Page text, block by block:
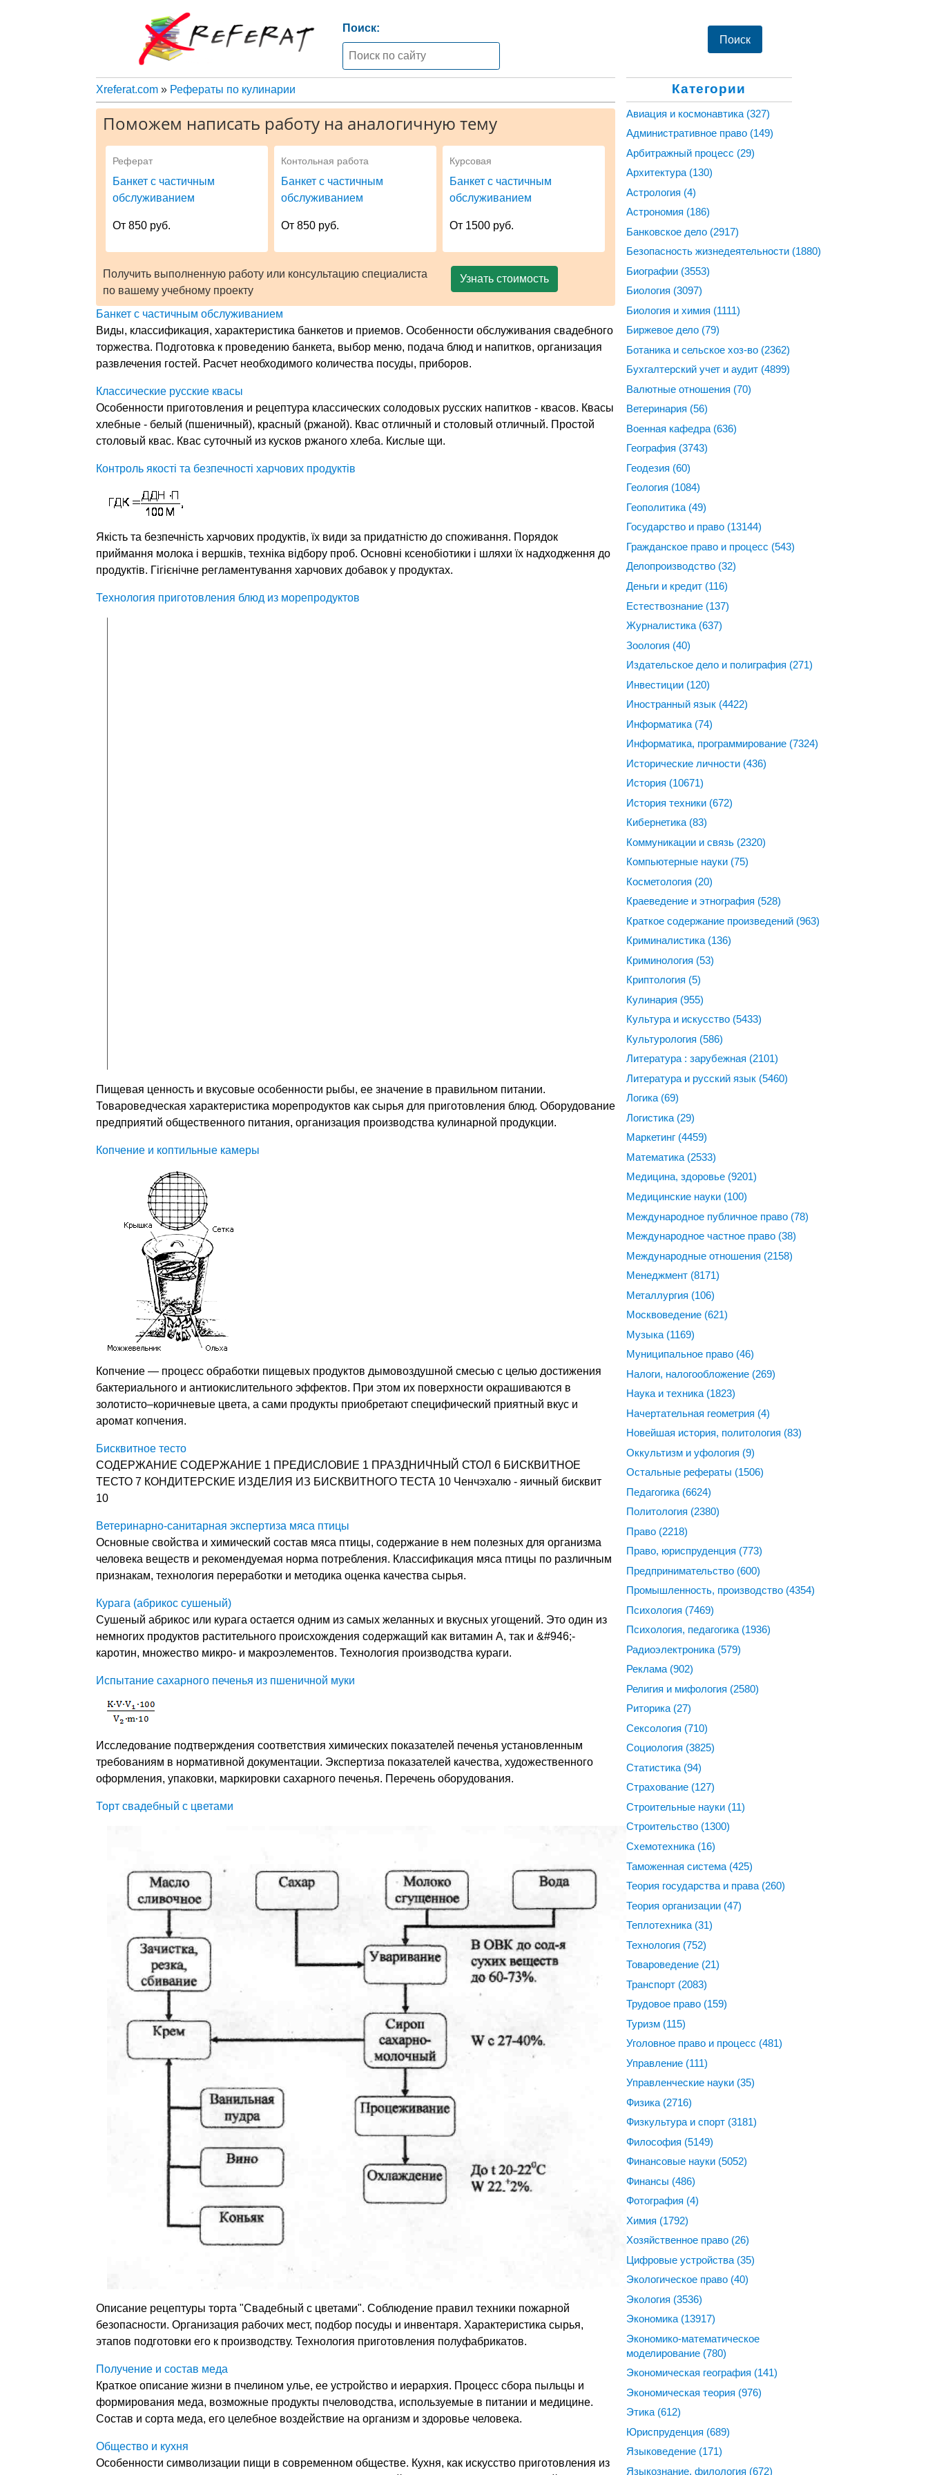
Поиск:
Xreferat.com» Рефераты по кулинарии
Поможем написать работу на аналогичную тему
Реферат
Банкет с частичным
обслуживанием
От 850 руб.
Контольная работа
Банкет с частичным
обслуживанием
От 850 руб.
Курсовая
Банкет с частичным
обслуживанием
От 1500 руб.
Получить выполненную работу или консультацию специалиста
по вашему учебному проекту
Узнать стоимость
Банкет с частичным обслуживанием
Виды, классификация, характеристика банкетов и приемов. Особенности обслуживания свадебного
торжества. Подготовка к проведению банкета, выбор меню, подача блюд и напитков, организация
развлечения гостей. Расчет необходимого количества посуды, приборов.
Классические русские квасы
Особенности приготовления и рецептура классических солодовых русских напитков - квасов. Квасы
хлебные - белый (пшеничный), красный (ржаной). Квас отличный и столовый отличный. Простой
столовый квас. Квас суточный из кусков ржаного хлеба. Кислые щи.
Контроль якості та безпечності харчових продуктів
Якість та безпечність харчових продуктів, їх види за придатністю до споживання. Порядок
приймання молока і вершків, техніка відбору проб. Основні ксенобіотики і шляхи їх надходження до
продуктів. Гігієнічне регламентування харчових добавок у продуктах.
Технология приготовления блюд из морепродуктов
Пищевая ценность и вкусовые особенности рыбы, ее значение в правильном питании.
Товароведческая характеристика морепродуктов как сырья для приготовления блюд. Оборудование
предприятий общественного питания, организация производства кулинарной продукции.
Копчение и коптильные камеры
Копчение — процесс обработки пищевых продуктов дымовоздушной смесью с целью достижения
бактериального и антиокислительного эффектов. При этом их поверхности окрашиваются в
золотисто–коричневые цвета, а сами продукты приобретают специфический приятный вкус и
аромат копчения.
Бисквитное тесто
СОДЕРЖАНИЕ СОДЕРЖАНИЕ 1 ПРЕДИСЛОВИЕ 1 ПРАЗДНИЧНЫЙ СТОЛ 6 БИСКВИТНОЕ
ТЕСТО 7 КОНДИТЕРСКИЕ ИЗДЕЛИЯ ИЗ БИСКВИТНОГО ТЕСТА 10 Ченчэхалю - яичный бисквит
10
Ветеринарно-санитарная экспертиза мяса птицы
Основные свойства и химический состав мяса птицы, содержание в нем полезных для организма
человека веществ и рекомендуемая норма потребления. Классификация мяса птицы по различным
признакам, технология переработки и методика оценка качества сырья.
Курага (абрикос сушеный)
Сушеный абрикос или курага остается одним из самых желанных и вкусных угощений. Это один из
немногих продуктов растительного происхождения содержащий как витамин A, так и &#946;-
каротин, множество микро- и макроэлементов. Технология производства кураги.
Испытание сахарного печенья из пшеничной муки
Исследование подтверждения соответствия химических показателей печенья установленным
требованиям в нормативной документации. Экспертиза показателей качества, художественного
оформления, упаковки, маркировки сахарного печенья. Перечень оборудования.
Торт свадебный с цветами
Описание рецептуры торта "Свадебный с цветами". Соблюдение правил техники пожарной
безопасности. Организация рабочих мест, подбор посуды и инвентаря. Характеристика сырья,
этапов подготовки его к производству. Технология приготовления полуфабрикатов.
Получение и состав меда
Краткое описание жизни в пчелином улье, ее устройство и иерархия. Процесс сбора пыльцы и
формирования меда, возможные продукты пчеловодства, используемые в питании и медицине.
Состав и сорта меда, его целебное воздействие на организм и здоровье человека.
Общество и кухня
Особенности символизации пищи в современном обществе. Кухня, как искусство приготовления из
Категории
Авиация и космонавтика (327)
Административное право (149)
Арбитражный процесс (29)
Архитектура (130)
Астрология (4)
Астрономия (186)
Банковское дело (2917)
Безопасность жизнедеятельности (1880)
Биографии (3553)
Биология (3097)
Биология и химия (1111)
Биржевое дело (79)
Ботаника и сельское хоз-во (2362)
Бухгалтерский учет и аудит (4899)
Валютные отношения (70)
Ветеринария (56)
Военная кафедра (636)
География (3743)
Геодезия (60)
Геология (1084)
Геополитика (49)
Государство и право (13144)
Гражданское право и процесс (543)
Делопроизводство (32)
Деньги и кредит (116)
Естествознание (137)
Журналистика (637)
Зоология (40)
Издательское дело и полиграфия (271)
Инвестиции (120)
Иностранный язык (4422)
Информатика (74)
Информатика, программирование (7324)
Исторические личности (436)
История (10671)
История техники (672)
Кибернетика (83)
Коммуникации и связь (2320)
Компьютерные науки (75)
Косметология (20)
Краеведение и этнография (528)
Краткое содержание произведений (963)
Криминалистика (136)
Криминология (53)
Криптология (5)
Кулинария (955)
Культура и искусство (5433)
Культурология (586)
Литература : зарубежная (2101)
Литература и русский язык (5460)
Логика (69)
Логистика (29)
Маркетинг (4459)
Математика (2533)
Медицина, здоровье (9201)
Медицинские науки (100)
Международное публичное право (78)
Международное частное право (38)
Международные отношения (2158)
Менеджмент (8171)
Металлургия (106)
Москвоведение (621)
Музыка (1169)
Муниципальное право (46)
Налоги, налогообложение (269)
Наука и техника (1823)
Начертательная геометрия (4)
Новейшая история, политология (83)
Оккультизм и уфология (9)
Остальные рефераты (1506)
Педагогика (6624)
Политология (2380)
Право (2218)
Право, юриспруденция (773)
Предпринимательство (600)
Промышленность, производство (4354)
Психология (7469)
Психология, педагогика (1936)
Радиоэлектроника (579)
Реклама (902)
Религия и мифология (2580)
Риторика (27)
Сексология (710)
Социология (3825)
Статистика (94)
Страхование (127)
Строительные науки (11)
Строительство (1300)
Схемотехника (16)
Таможенная система (425)
Теория государства и права (260)
Теория организации (47)
Теплотехника (31)
Технология (752)
Товароведение (21)
Транспорт (2083)
Трудовое право (159)
Туризм (115)
Уголовное право и процесс (481)
Управление (111)
Управленческие науки (35)
Физика (2716)
Физкультура и спорт (3181)
Философия (5149)
Финансовые науки (5052)
Финансы (486)
Фотография (4)
Химия (1792)
Хозяйственное право (26)
Цифровые устройства (35)
Экологическое право (40)
Экология (3536)
Экономика (13917)
Экономико-математическое
моделирование (780)
Экономическая география (141)
Экономическая теория (976)
Этика (612)
Юриспруденция (689)
Языковедение (171)
Языкознание, филология (672)